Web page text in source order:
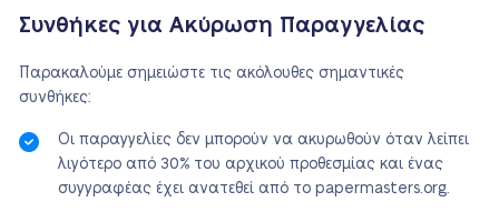
Συνθήκες για Ακύρωση Παραγγελίας
Παρακαλούμε σημειώστε τις ακόλουθες σημαντικές
συνθήκες:
Οι παραγγελίες δεν μπορούν να ακυρωθούν όταν λείπει
λιγότερο από 30% του αρχικού προθεσμίας και ένας
συγγραφέας έχει ανατεθεί από το papermasters.org.